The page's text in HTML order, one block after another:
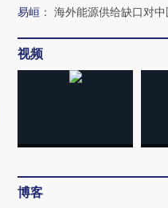
易峘 ： 海外能源供给缺口对
视频
博客